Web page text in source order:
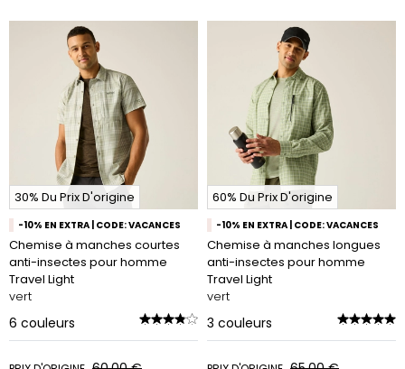
30% Du Prix D'origine
-10% EN EXTRA | CODE: VACANCES
Chemise à manches courtes
anti-insectes pour homme
Travel Light
vert
6 couleurs
60% Du Prix D'origine
-10% EN EXTRA | CODE: VACANCES
Chemise à manches longues
anti-insectes pour homme
Travel Light
vert
3 couleurs